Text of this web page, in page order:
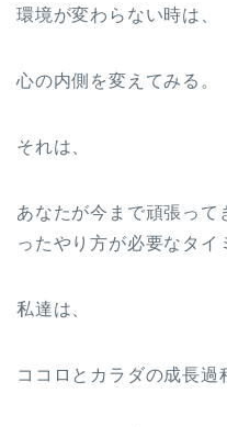
環境が変わらない時は、
心の内側を変えてみる。
それは、
あなたが今まで頑張って
ったやり方が必要なタイ
私達は、
ココロとカラダの成長過